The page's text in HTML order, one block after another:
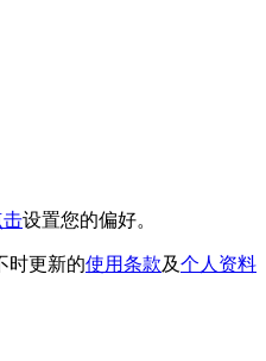
击设置您的偏好。
时更新的使用条款及个人资料